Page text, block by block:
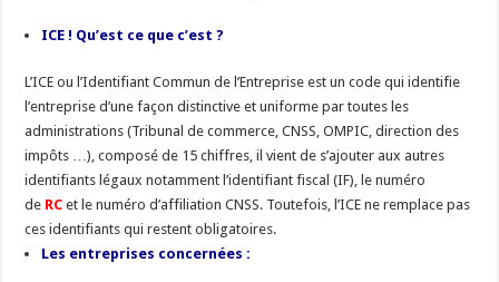
ICE ! Qu’est ce que c’est ?
L’ICE ou l’Identifiant Commun de l’Entreprise est un code qui identifie
l’entreprise d’une façon distinctive et uniforme par toutes les
administrations (Tribunal de commerce, CNSS, OMPIC, direction des
impôts …), composé de 15 chiffres, il vient de s’ajouter aux autres
identifiants légaux notamment l’identifiant fiscal (IF), le numéro
de RC et le numéro d’affiliation CNSS. Toutefois, l’ICE ne remplace pas
ces identifiants qui restent obligatoires.
Les entreprises concernées :